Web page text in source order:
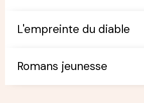
L'empreinte du diable
Romans jeunesse